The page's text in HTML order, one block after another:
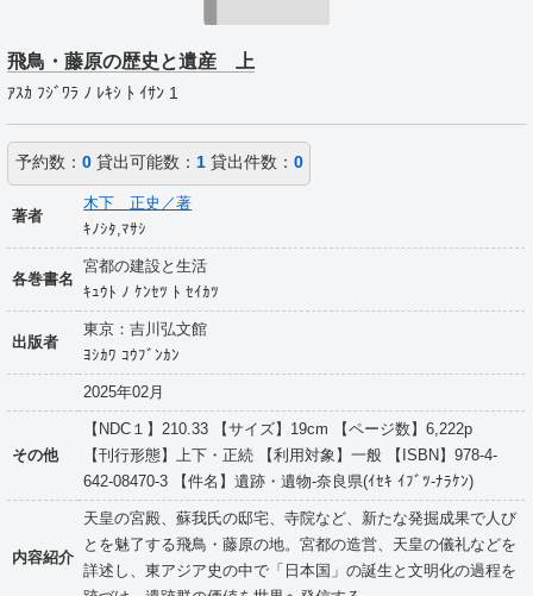
飛鳥・藤原の歴史と遺産 上
ｱｽｶ ﾌｼﾞﾜﾗ ﾉ ﾚｷｼ ﾄ ｲｻﾝ 1
予約数： 0貸出可能数： 1貸出件数： 0
著者
木下 正史／著
ｷﾉｼﾀ,ﾏｻｼ
各巻書名
宮都の建設と生活
ｷｭｳﾄ ﾉ ｹﾝｾﾂ ﾄ ｾｲｶﾂ
出版者
東京：吉川弘文館
ﾖｼｶﾜ ｺｳﾌﾞﾝｶﾝ
2025年02月
その他
【NDC１】210.33 【サイズ】19cm 【ページ数】6,222p
【刊行形態】上下・正続 【利用対象】一般 【ISBN】978-4-
642-08470-3 【件名】遺跡・遺物-奈良県(ｲｾｷ ｲﾌﾞﾂ-ﾅﾗｹﾝ)
内容紹介
天皇の宮殿、蘇我氏の邸宅、寺院など、新たな発掘成果で人び
とを魅了する飛鳥・藤原の地。宮都の造営、天皇の儀礼などを
詳述し、東アジア史の中で「日本国」の誕生と文明化の過程を